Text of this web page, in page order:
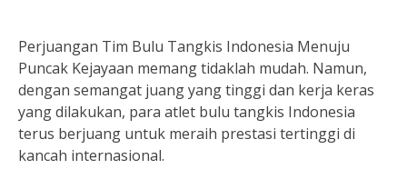
Perjuangan Tim Bulu Tangkis Indonesia Menuju
Puncak Kejayaan memang tidaklah mudah. Namun,
dengan semangat juang yang tinggi dan kerja keras
yang dilakukan, para atlet bulu tangkis Indonesia
terus berjuang untuk meraih prestasi tertinggi di
kancah internasional.